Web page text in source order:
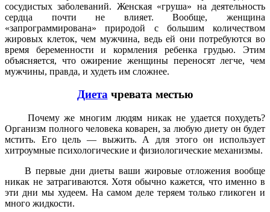
сосудистых заболеваний. Женская «груша» на деятель­ность
сердца почти не влияет. Вообще, женщина
«запрограммирована» природой с большим количеством
жировых клеток, чем мужчина, ведь ей они потребуются во
вре­мя беременности и кормления ребенка гру­дью. Этим
объясняется, что ожирение жен­щины переносят легче, чем
мужчины, прав­да, и худеть им сложнее.
Диетачревата местью
Почему же многим людям никак не удает­ся похудеть?
Организм полного человека коварен, за любую диету он будет
мстить. Его цель — выжить. А для этого он использу­ет
хитроумные психологические и физио­логические механизмы.
В первые дни диеты ваши жировые отло­жения вообще
никак не затрагиваются. Хотя обычно кажется, что именно в
эти дни мы худеем. На самом деле теряем только гли­коген и
много жидкости.